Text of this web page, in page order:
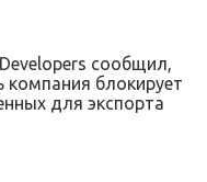
сообщил,
компания блокирует
для экспорта